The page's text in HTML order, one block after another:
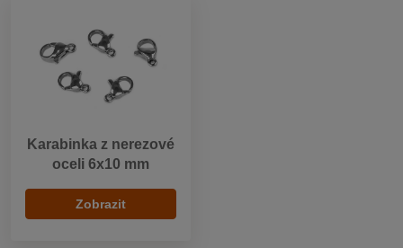
Karabinka z nerezové
oceli 6x10 mm
Zobrazit